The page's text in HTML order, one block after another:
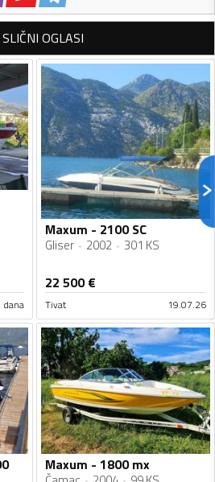
SLIČNI OGLASI
dana
Maxum - 2100 SC
Gliser 2002 301 KS
22 500€
Tivat 19.07.26
Maxum - 1800 mx